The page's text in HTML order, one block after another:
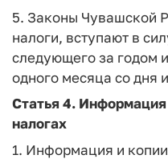
5. Законы Чувашской
налоги, вступают в
следующего за годом
одного месяца со дня
Статья 4. Информация
налогах
1. Информация и